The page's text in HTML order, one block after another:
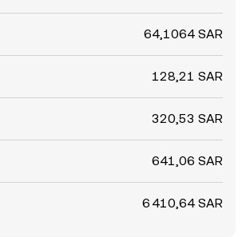
64,1064 SAR
128,21 SAR
320,53 SAR
641,06 SAR
6 410,64 SAR